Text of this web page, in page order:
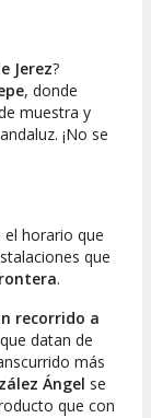
Jerez?
, donde
muestra y
¡No se
el horario que
que
.
recorrido a
datan de
más
Ángel se
que con